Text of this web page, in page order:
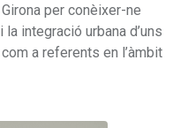
per conèixer-ne
integració urbana d’uns
a referents en l’àmbit